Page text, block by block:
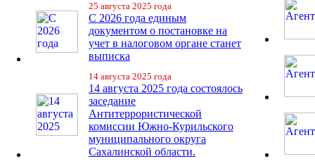
25 августа 2025 года
С 2026 года единым
документом о постановке на
учет в налоговом органе станет
выписка
14 августа 2025 года
14 августа 2025 года состоялось
заседание
Антитеррористической
комиссии Южно-Курильского
муниципального округа
Сахалинской области.